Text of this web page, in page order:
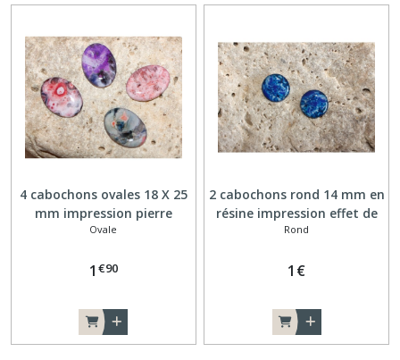
4 cabochons ovales 18 X 25
mm impression pierre
minérale
Ovale
1 €90
2 cabochons rond 14 mm en
résine impression effet de
peinture bleu A001
Rond
1 €